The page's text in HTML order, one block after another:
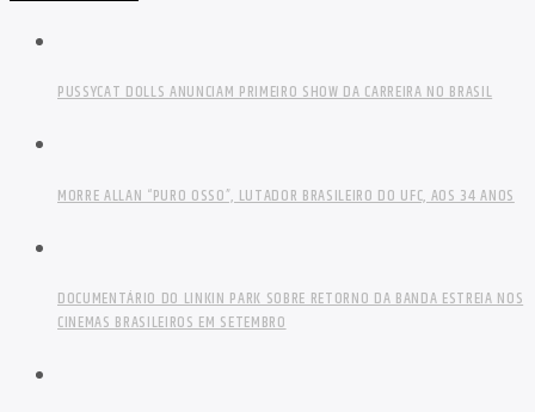
PUSSYCAT DOLLS ANUNCIAM PRIMEIRO SHOW DA CARREIRA NO BRASIL
MORRE ALLAN “PURO OSSO”, LUTADOR BRASILEIRO DO UFC, AOS 34 ANOS
DOCUMENTÁRIO DO LINKIN PARK SOBRE RETORNO DA BANDA ESTREIA NOS
CINEMAS BRASILEIROS EM SETEMBRO